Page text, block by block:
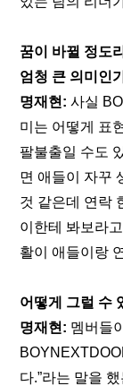
꿈이 바뀔 정도
엄청 큰 의미인
명재현: 사실
미는 어떻게 표
팔불출일 수도
면 애들이 자꾸
것 같은데 연락
이한테 봐보라
활이 애들이랑
어떻게 그럴 수
명재현: 멤버들
다.”라는 말을